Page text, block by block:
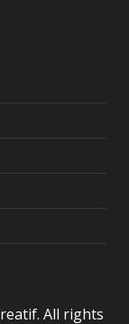
All rights